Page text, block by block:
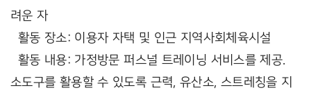
려운 자
활동 장소: 이용자 자택 및 인근 지역사회체육시설
활동 내용: 가정방문 퍼스널 트레이닝 서비스를 제공.
소도구를 활용할 수 있도록 근력, 유산소, 스트레칭을 지